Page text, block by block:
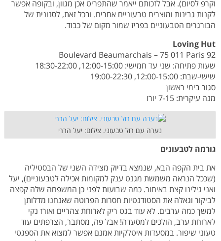
וקרפ לסיום). אבל לזכותם ייאמר שהתפריט אכן מגוון, ובקופה אפשר
לקנות גבינות ומוצרים טבעוניים אחרים. ובכל זאת, לסנונית של
הבורגרים הטבעוניים בפריז שמור מקום של כבוד.
Loving Hut
92 Boulevard Beaumarchais – 75 011 Paris
שעות פתיחה: שני עד חמישי: 12:00-15:00, 18:30-22:00
שישי-שבת: 12:00-15:00, 19:00-22:30
סגור בימי ראשון
מנה עיקרית: 7-15 יורו
נערה עם רול טבעוני. צילום: יעל הררי
גורמה לטבעונים
את בית הקפה הבא, שנמצא בדיוק מצידה השני של הבסטיליה
(שככל הנראה משמשת מגנט ענק למקומות אכילה לטבעוניים), יעל
ואני גילינו קצת באיחור. כמה שבועות לפני כן המשפחה שלה קפצה
לביקור וגאלה את הסטודנטיות חסרות הפרוטה שאנחנו מדלותן
למשך כמה ערבים. לא עוד בגט ריק לארוחת צהריים ואורז נקי
לארוחת ערב, הולכים למסעדה! אבל פה, מסתבר, הצרפתים עוד
טעוני שיפור. במסעדות איטלקיות אמנם אפשר למצוא את הספגטי